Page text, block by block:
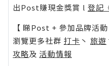
出Post賺現金獎賞 l 登記
【 睇Post + 參加品牌活動
瀏覽更多社群 打卡 丶 旅遊
攻略及 活動情報